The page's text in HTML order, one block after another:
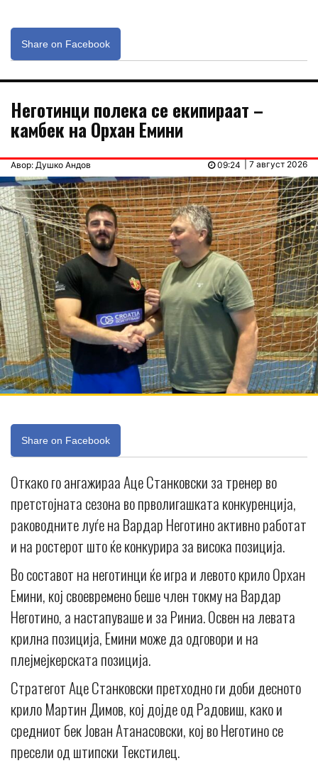
Share on Facebook
Неготинци полека се екипираат –
камбек на Орхан Емини
Авор: Душко Андов | 7 август 2026
09:24
Share on Facebook
Откако го ангажираа Аце Станковски за тренер во
претстојната сезона во прволигашката конкуренција,
раководните луѓе на Вардар Неготино активно работат
и на ростерот што ќе конкурира за висока позиција.
Во составот на неготинци ќе игра и левото крило Орхан
Емини, кој своевремено беше член токму на Вардар
Неготино, а настапуваше и за Риниа. Освен на левата
крилна позиција, Емини може да одговори и на
плејмејкерската позиција.
Стратегот Аце Станковски претходно ги доби десното
крило Мартин Димов, кој дојде од Радовиш, како и
средниот бек Јован Атанасовски, кој во Неготино се
пресели од штипски Текстилец.